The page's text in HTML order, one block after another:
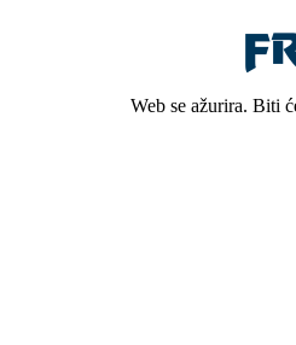
Web se ažurira. Biti